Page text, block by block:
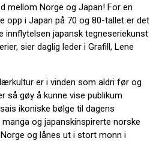
mellom Norge og Japan! For en
opp i Japan på 70 og 80-tallet er det
innflytelsen japansk tegneseriekunst
sier daglig leder i Grafill, Lene
er i vinden som aldri før og
så gøy å kunne vise publikum
ikoniske bølge til dagens
og japanskinspirerte norske
og lånes ut i stort monn i